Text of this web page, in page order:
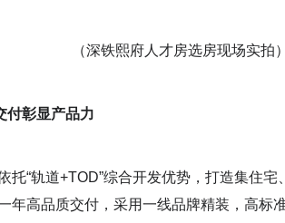
（深铁熙府人才房选房现场实拍）
付彰显产品力
托“轨道+TOD”综合开发优势，打造集住
年高品质交付，采用一线品牌精装，高标